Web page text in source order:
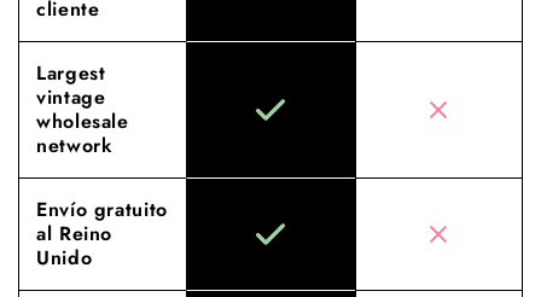
cliente
Largest
vintage
wholesale
network
Envío gratuito
al Reino
Unido